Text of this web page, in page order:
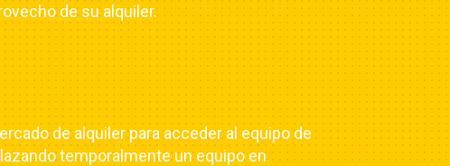
de su alquiler.
de alquiler para acceder al equipo de
temporalmente un equipo en